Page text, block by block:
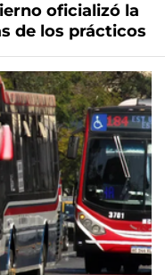
oficializó la
de los prácticos